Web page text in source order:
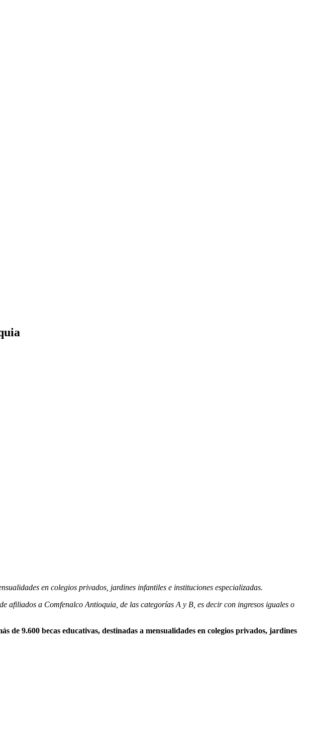
en colegios privados, jardines infantiles e instituciones especializadas.
afiliados a Comfenalco Antioquia, de las categorías A y B, es decir con ingresos iguales o
de 9.600 becas educativas, destinadas a mensualidades en colegios privados, jardines